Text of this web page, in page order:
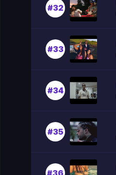
#32
#33
#34
#35
#36